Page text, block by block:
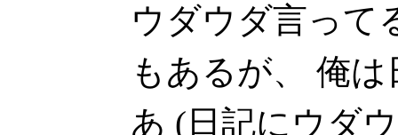
ウダウダ言って
もあるが、 俺
あ (日記にウダ